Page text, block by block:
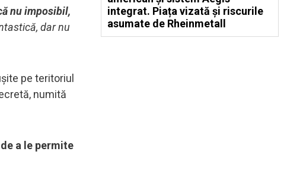
nu imposibil,
dar nu
pe teritoriul
numită
a le permite
integrat. Piața vizată și riscurile
asumate de Rheinmetall